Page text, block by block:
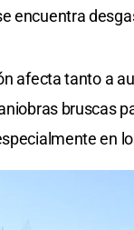
encuentra
afecta tanto a
bruscas
en